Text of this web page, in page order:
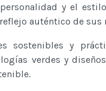
y el
auténtico de sus
sostenibles y
verdes y